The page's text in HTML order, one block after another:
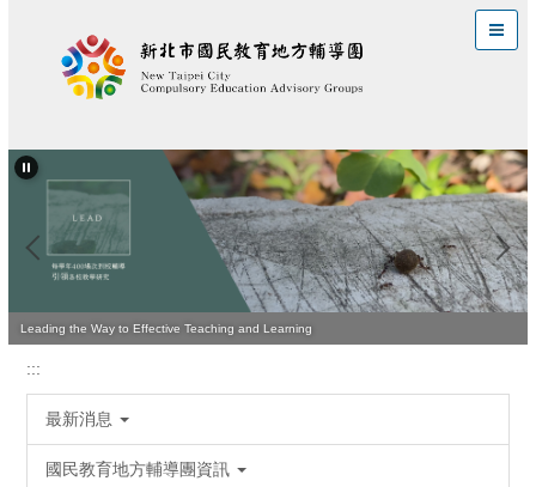
區
Leading the Way to Effective Teaching and Learning
:::
最新消息
國民教育地方輔導團資訊